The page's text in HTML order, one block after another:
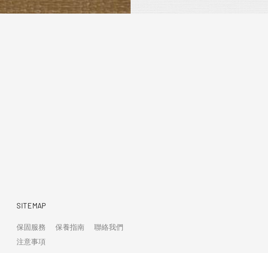
SITEMAP
保固服務 保養指南
聯絡我們
注意事項